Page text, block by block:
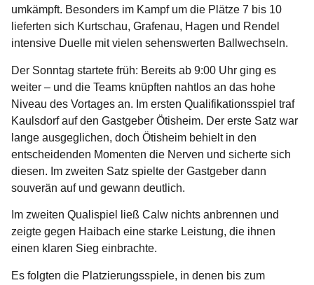
umkämpft. Besonders im Kampf um die Plätze 7 bis 10
lieferten sich Kurtschau, Grafenau, Hagen und Rendel
intensive Duelle mit vielen sehenswerten Ballwechseln.
Der Sonntag startete früh: Bereits ab 9:00 Uhr ging es
weiter – und die Teams knüpften nahtlos an das hohe
Niveau des Vortages an. Im ersten Qualifikationsspiel traf
Kaulsdorf auf den Gastgeber Ötisheim. Der erste Satz war
lange ausgeglichen, doch Ötisheim behielt in den
entscheidenden Momenten die Nerven und sicherte sich
diesen. Im zweiten Satz spielte der Gastgeber dann
souverän auf und gewann deutlich.
Im zweiten Qualispiel ließ Calw nichts anbrennen und
zeigte gegen Haibach eine starke Leistung, die ihnen
einen klaren Sieg einbrachte.
Es folgten die Platzierungsspiele, in denen bis zum